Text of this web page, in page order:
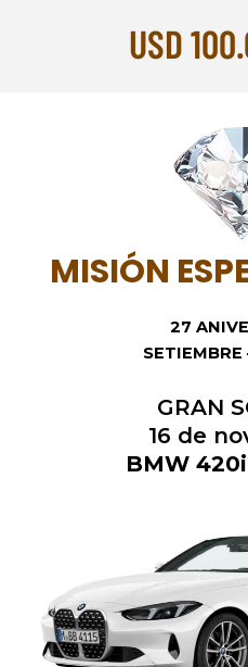
USD
MISIÓN
27
SETIEMBRE
GRAN
16 de
BMW